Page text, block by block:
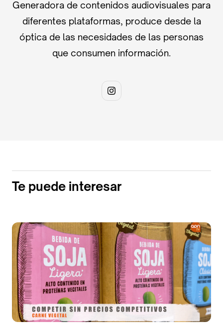
Generadora de contenidos audiovisuales para
diferentes plataformas, produce desde la
óptica de las necesidades de las personas
que consumen información.
Te puede interesar